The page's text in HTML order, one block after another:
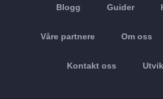
Blogg Guider
Våre partnere Om oss
Kontakt oss